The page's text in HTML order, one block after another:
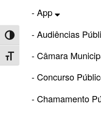
Toggle High Contrast
Toggle Font size
- App
- Audiências
- Câmara
- Concurso
- Chamamento